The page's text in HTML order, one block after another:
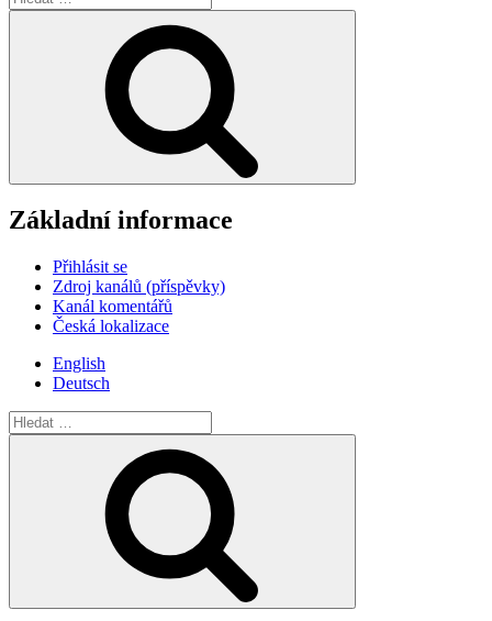
Základní informace
Přihlásit se
Zdroj kanálů (příspěvky)
Kanál komentářů
Česká lokalizace
English
Deutsch
Hledat: